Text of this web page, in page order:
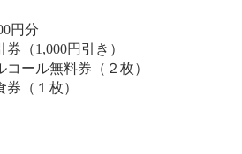
円分
（1,000円引き）
コール無料券（２枚）
券（１枚）